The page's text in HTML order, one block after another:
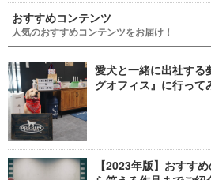
おすすめコンテンツ
人気のおすすめコンテンツをお届け！
愛犬と一緒に出社する
グオフィス』に行っ
【2023年版】おすす